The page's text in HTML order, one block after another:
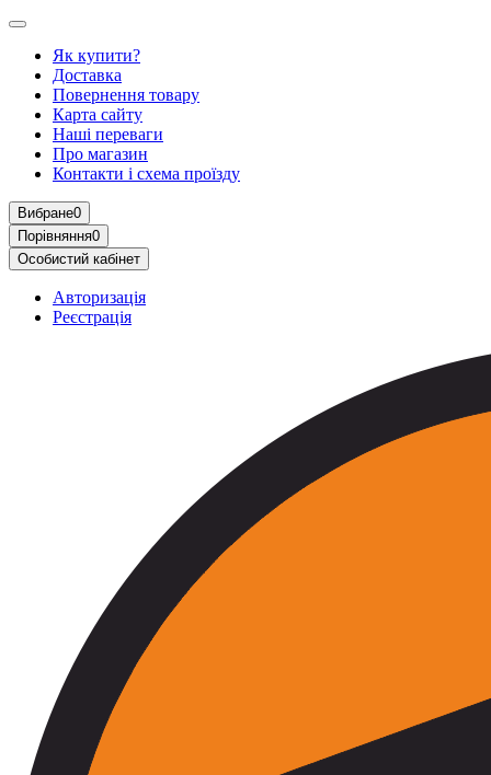
Як купити?
Доставка
Повернення товару
Карта сайту
Наші переваги
Про магазин
Контакти і схема проїзду
Вибране0
Порівняння0
Особистий кабінет
Авторизація
Реєстрація